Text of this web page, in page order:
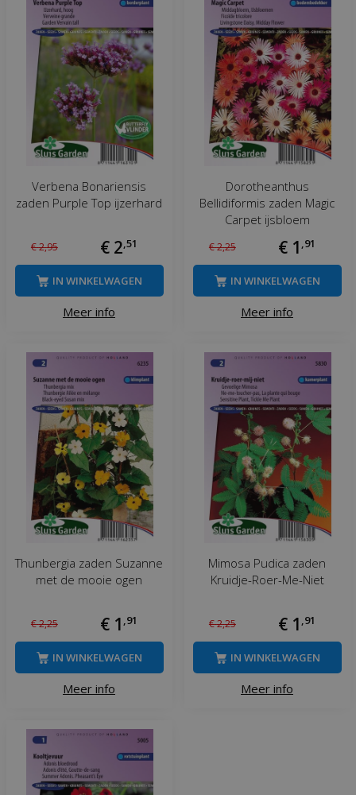
Verbena Bonariensis
zaden Purple Top ijzerhard
€2,95 € 2,51
Meer info
IN WINKELWAGEN
Dorotheanthus
Bellidiformis zaden Magic
Carpet ijsbloem
€2,25 € 1 ,91
Meer info
IN WINKELWAGEN
Thunbergia zaden Suzanne
met de mooie ogen
€2,25 € 1 ,91
Meer info
IN WINKELWAGEN
Mimosa Pudica zaden
Kruidje-Roer-Me-Niet
€2,25 € 1 ,91
Meer info
IN WINKELWAGEN